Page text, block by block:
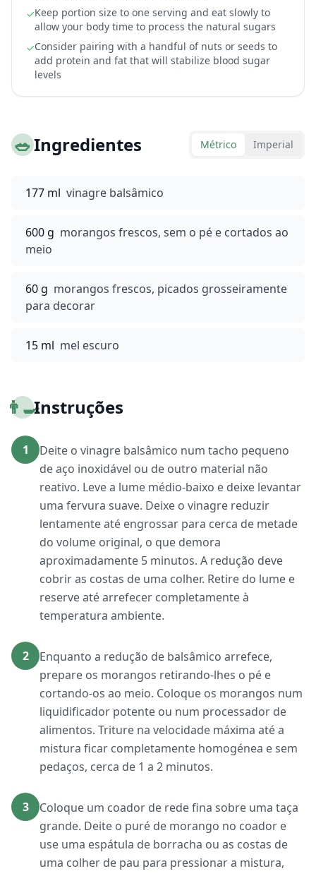
✓Keep portion size to one serving and eat slowly to
allow your body time to process the natural sugars
✓Consider pairing with a handful of nuts or seeds to
add protein and fat that will stabilize blood sugar
levels
🥗Ingredientes Métrico Imperial
177 ml vinagre balsâmico
600 g morangos frescos, sem o pé e cortados ao
meio
60 g morangos frescos, picados grosseiramente
para decorar
15 ml mel escuro
👨‍🍳Instruções
1
Deite o vinagre balsâmico num tacho pequeno
de aço inoxidável ou de outro material não
reativo. Leve a lume médio-baixo e deixe levantar
uma fervura suave. Deixe o vinagre reduzir
lentamente até engrossar para cerca de metade
do volume original, o que demora
aproximadamente 5 minutos. A redução deve
cobrir as costas de uma colher. Retire do lume e
reserve até arrefecer completamente à
temperatura ambiente.
2
Enquanto a redução de balsâmico arrefece,
prepare os morangos retirando-lhes o pé e
cortando-os ao meio. Coloque os morangos num
liquidificador potente ou num processador de
alimentos. Triture na velocidade máxima até a
mistura ficar completamente homogénea e sem
pedaços, cerca de 1 a 2 minutos.
3
Coloque um coador de rede fina sobre uma taça
grande. Deite o puré de morango no coador e
use uma espátula de borracha ou as costas de
uma colher de pau para pressionar a mistura,